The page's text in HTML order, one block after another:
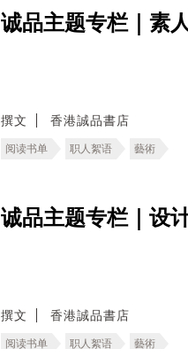
诚品主题专栏｜素
撰文 香港誠品書店
阅读书单 职人絮语 藝術
诚品主题专栏｜设
撰文 香港誠品書店
阅读书单 职人絮语 藝術